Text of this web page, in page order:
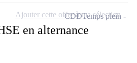
en alternance
CDDTemps plein
Ajouter cette offre à ma sélection